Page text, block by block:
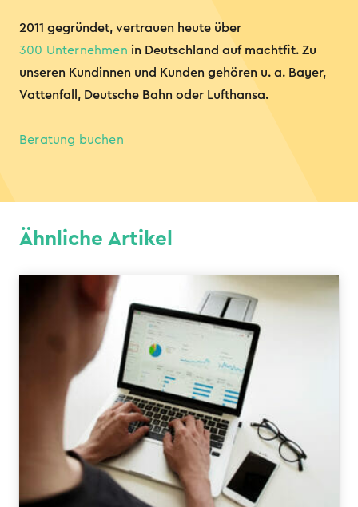
2011 gegründet, vertrauen heute über
300 Unternehmen in Deutschland auf machtfit. Zu
unseren Kundinnen und Kunden gehören u. a. Bayer,
Vattenfall, Deutsche Bahn oder Lufthansa.
Beratung buchen
Ähnliche Artikel